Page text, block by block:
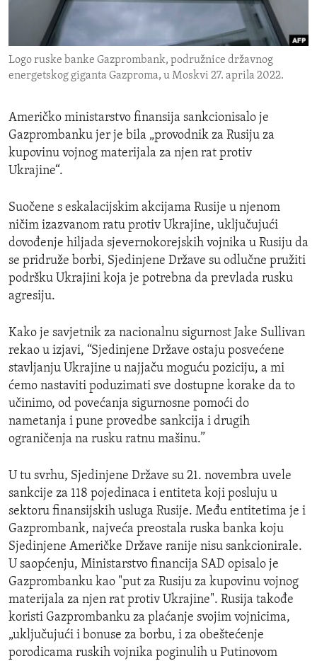
ENVIRONMENT AND HEALTH
IDEALS AND INSTITUTIONS
Logo ruske banke Gazprombank, podružnice državnog
energetskog giganta Gazproma, u Moskvi 27. aprila 2022.
Američko ministarstvo finansija sankcionisalo je
Gazprombanku jer je bila „provodnik za Rusiju za
kupovinu vojnog materijala za njen rat protiv
Ukrajine“.
Suočene s eskalacijskim akcijama Rusije u njenom
ničim izazvanom ratu protiv Ukrajine, uključujući
dovođenje hiljada sjevernokorejskih vojnika u Rusiju da
se pridruže borbi, Sjedinjene Države su odlučne pružiti
podršku Ukrajini koja je potrebna da prevlada rusku
agresiju.
Kako je savjetnik za nacionalnu sigurnost Jake Sullivan
rekao u izjavi, “Sjedinjene Države ostaju posvećene
stavljanju Ukrajine u najjaču moguću poziciju, a mi
ćemo nastaviti poduzimati sve dostupne korake da to
učinimo, od povećanja sigurnosne pomoći do
nametanja i pune provedbe sankcija i drugih
ograničenja na rusku ratnu mašinu.”
U tu svrhu, Sjedinjene Države su 21. novembra uvele
sankcije za 118 pojedinaca i entiteta koji posluju u
sektoru finansijskih usluga Rusije. Među entitetima je i
Gazprombank, najveća preostala ruska banka koju
Sjedinjene Američke Države ranije nisu sankcionirale.
U saopćenju, Ministarstvo financija SAD opisalo je
Gazprombanku kao "put za Rusiju za kupovinu vojnog
materijala za njen rat protiv Ukrajine". Rusija takođe
koristi Gazprombanku za plaćanje svojim vojnicima,
„uključujući i bonuse za borbu, i za obeštećenje
porodicama ruskih vojnika poginulih u Putinovom